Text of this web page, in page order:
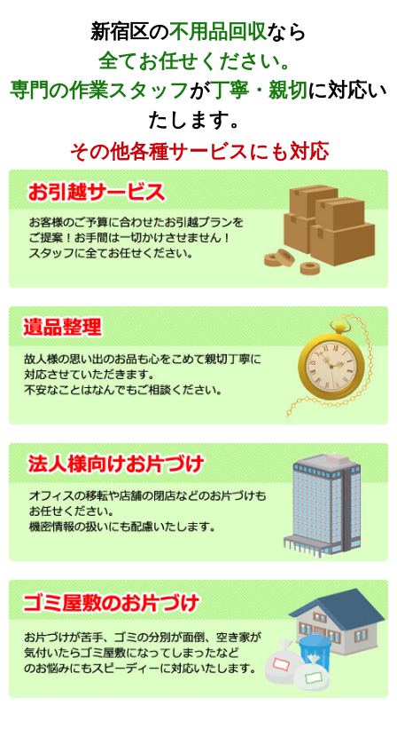
新宿区の不用品回収なら
全てお任せください。
専門の作業スタッフが丁寧・親切 に対応い
たします。
その他各種サービスにも対応